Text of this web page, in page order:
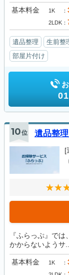
基本料金 1K
2LDK
遺品整理 生前整
部屋片付け
10位 遺品整
[
『ふらっぷ』で
かからないようサ...
基本料金 1K